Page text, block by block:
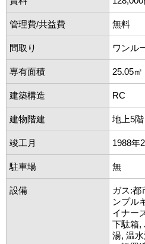
管理費/共益費 無料
間取り ワンル
専有面積 25.05㎡
建築構造 RC
建物階建 地上5
竣工月 1988年
駐車場 無
設備
ガス:都
ンプル
イナー
下駄箱,
湯, 温